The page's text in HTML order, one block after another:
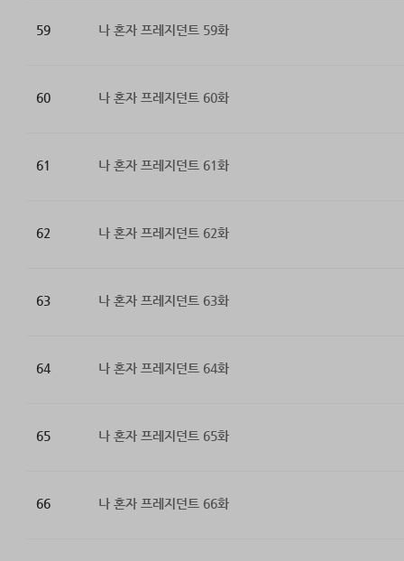
59 나 혼자 프레지던트 59화
60 나 혼자 프레지던트 60화
61 나 혼자 프레지던트 61화
62 나 혼자 프레지던트 62화
63 나 혼자 프레지던트 63화
64 나 혼자 프레지던트 64화
65 나 혼자 프레지던트 65화
66 나 혼자 프레지던트 66화